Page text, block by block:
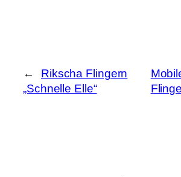
←
Rikscha Flingern
„Schnelle Elle“